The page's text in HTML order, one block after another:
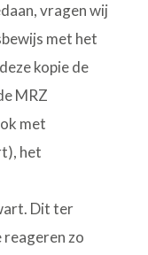
vragen wij
met het
kopie de
MRZ
met
het
Dit ter
reageren zo